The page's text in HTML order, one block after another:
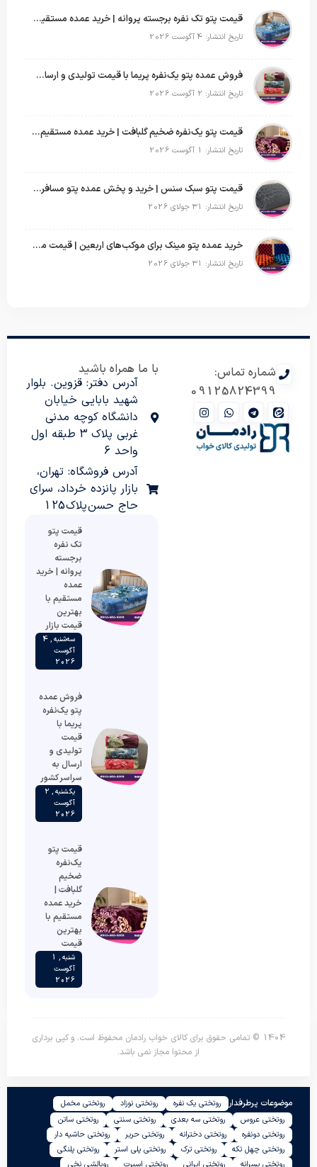
قیمت پتو تک نفره برجسته پروانه | خرید عمده مستقیم با بهترین قیمت بازار
تاریخ انتشار: 4 آگوست 2026
فروش عمده پتو یک‌نفره پریما با قیمت تولیدی و ارسال به سراسر کشور
تاریخ انتشار: 2 آگوست 2026
قیمت پتو یک‌نفره ضخیم گلبافت | خرید عمده مستقیم با بهترین قیمت
تاریخ انتشار: 1 آگوست 2026
قیمت پتو سبک سنس | خرید و پخش عمده پتو مسافرتی Sense
تاریخ انتشار: 31 جولای 2026
خرید عمده پتو مینک برای موکب‌های اربعین | قیمت مناسب و ارسال سریع
تاریخ انتشار: 31 جولای 2026
شماره تماس:
09125824399
با ما همراه باشید
آدرس دفتر: قزوین. بلوار
شهید بابایی خیابان
دانشگاه کوچه مدنی
غربی پلاک 3 طبقه اول
واحد 6
آدرس فروشگاه: تهران،
بازار پانزده خرداد، سرای
حاج حسن پلاک 125
قیمت پتو
تک نفره
برجسته
پروانه | خرید
عمده
مستقیم با
بهترین
قیمت بازار
سه‌شنبه , 4
آگوست
2026
فروش عمده
پتو یک‌نفره
پریما با
قیمت
تولیدی و
ارسال به
سراسر کشور
یکشنبه , 2
آگوست
2026
قیمت پتو
یک‌نفره
ضخیم
گلبافت |
خرید عمده
مستقیم با
بهترین
قیمت
شنبه , 1
آگوست
2026
1404 © تمامی حقوق برای کالای خواب رادمان محفوظ است. و کپی برداری
از محتوا مجاز نمی باشد.
موضوعات پرطرفدار روتختی یک نفره روتختی نوزاد
روتختی مخمل
روتختی عروس
روتختی سه بعدی روتختی سنتی
روتختی ساتن
روتختی دونفره
روتختی دخترانه روتختی حریر
روتختی حاشیه دار
روتختی چهل تکه
روتختی ترک روتختی پلی استر
روتختی پلنگی
روتختی پسرانه
روتختی ایرانی روتختی اسپرت روبالشی نخی